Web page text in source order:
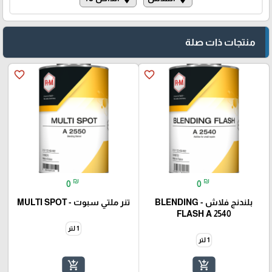
منتجات ذات صلة
favorite_border
0 ₪
بلندنج فلاش - BLENDING
FLASH A 2540
1 لتر
add_shopping_cart
favorite_border
0 ₪
تنر ملتي سبوت - MULTI SPOT
1 لتر
add_shopping_cart